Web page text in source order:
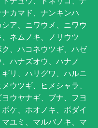
カマド、ナンキンハ
ア、ニワウメ、ニワウ
ネムノキ、ノリウツ
、ハコネウツギ、ハゼ
ハナズオウ、ハナノ
リ、ハリグワ、ハルニ
ウツギ、ヒメシャラ、
ウヤナギ、ブナ、フヨ
ケ、ホオノキ、ボダイ
ユミ、マルバノキ、マ